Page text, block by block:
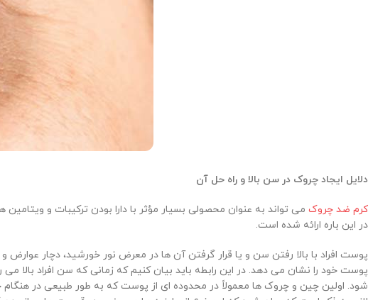
دلایل ایجاد چروک در سن بالا و راه حل آن
کرم ضد چروک می تواند به عنوان محصولی بسیار مؤثر با دارا بودن ترکیبات و
در این باره ارائه شده است.
پوست افراد با بالا رفتن سن و یا قرار گرفتن آن ها در معرض نور خورشید، دچار
پوست خود را نشان می دهد. در این رابطه باید بیان کنیم که زمانی که سن افراد بالا
شود. اولین چین و چروک ها معمولاً در محدوده ای از پوست که به طور طبیعی در